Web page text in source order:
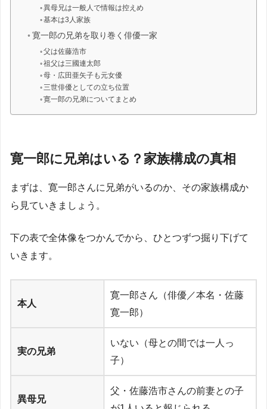
異母兄は一般人で情報は控えめ
基本は3人家族
寛一郎の兄弟を取り巻く俳優一家
父は佐藤浩市
祖父は三國連太郎
母・広田亜矢子も元女優
三世俳優としての立ち位置
寛一郎の兄弟についてまとめ
寛一郎に兄弟はいる？家族構成の真相
まずは、寛一郎さんに兄弟がいるのか、その家族構成か
ら見ていきましょう。
下の表で全体像をつかんでから、ひとつずつ掘り下げて
いきます。
本人
寛一郎さん（俳優／本名・佐藤
寛一郎）
実の兄弟
いない（母との間では一人っ
子）
異母兄
父・佐藤浩市さんの前妻との子